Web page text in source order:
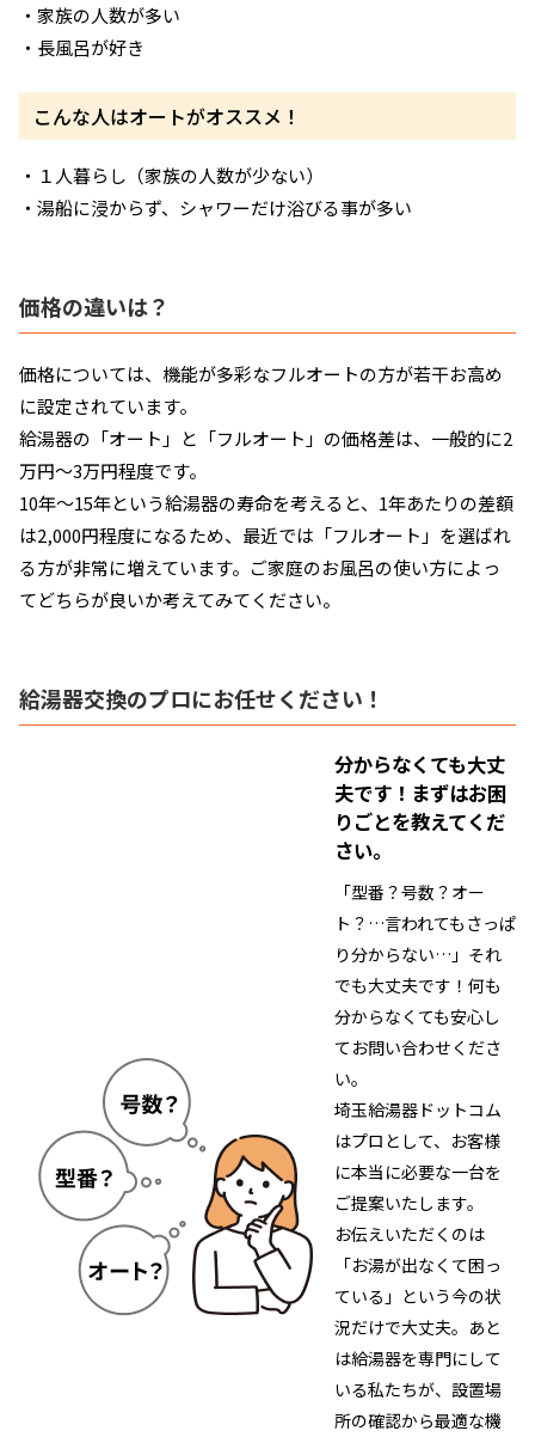
・家族の人数が多い
・長風呂が好き
こんな人はオートがオススメ！
・１人暮らし（家族の人数が少ない）
・湯船に浸からず、シャワーだけ浴びる事が多い
価格の違いは？
価格については、機能が多彩なフルオートの方が若干お高め
に設定されています。
給湯器の「オート」と「フルオート」の価格差は、一般的に2
万円〜3万円程度です。
10年〜15年という給湯器の寿命を考えると、1年あたりの差額
は2,000円程度になるため、最近では「フルオート」を選ばれ
る方が非常に増えています。ご家庭のお風呂の使い方によっ
てどちらが良いか考えてみてください。
給湯器交換のプロにお任せください！
分からなくても大丈
夫です！ まずはお困
りごとを教えてくだ
さい。
「型番？号数？オー
ト？…言われてもさっぱ
り分からない…」それ
でも大丈夫です！何も
分からなくても安心し
てお問い合わせくださ
い。
埼玉給湯器ドットコム
はプロとして、お客様
に本当に必要な一台を
ご提案いたします。
お伝えいただくのは
「お湯が出なくて困っ
ている」という今の状
況だけで大丈夫。あと
は給湯器を専門にして
いる私たちが、設置場
所の確認から最適な機